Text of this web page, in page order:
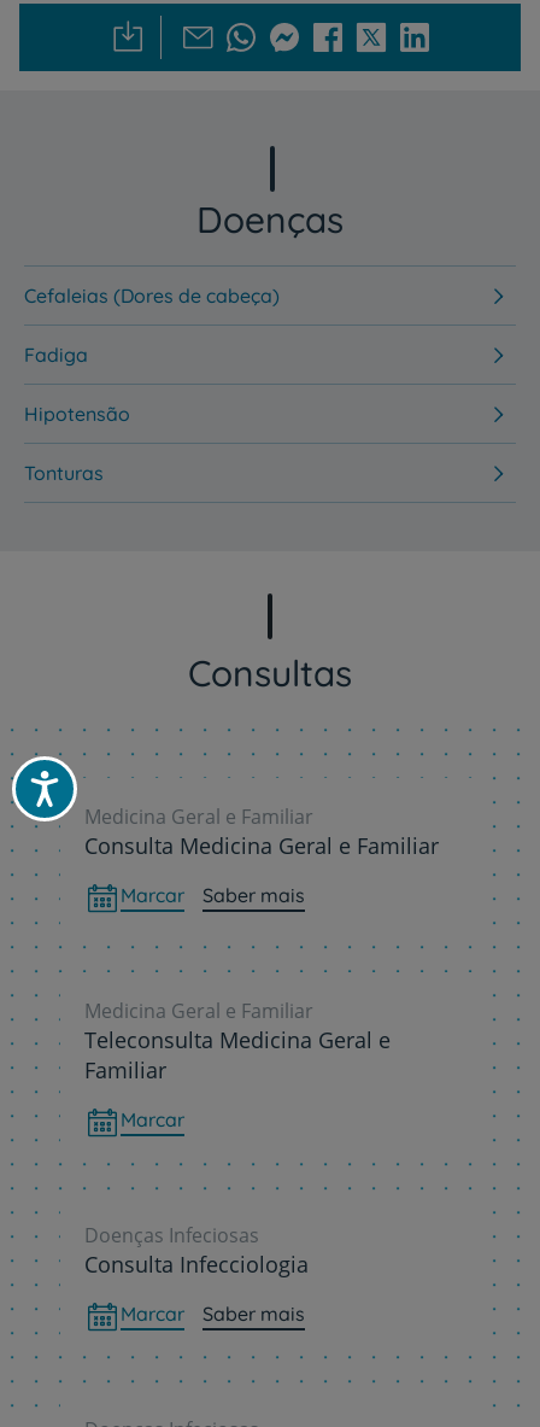
Acessibilidade
Doenças
Cefaleias (Dores de cabeça)
Fadiga
Hipotensão
Tonturas
Consultas
Medicina Geral e Familiar
Consulta Medicina Geral e Familiar
Marcar Saber mais
Medicina Geral e Familiar
Teleconsulta Medicina Geral e
Familiar
Marcar
Doenças Infeciosas
Consulta Infecciologia
Marcar Saber mais